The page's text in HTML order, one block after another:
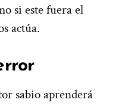
si este fuera el
actúa.
sabio aprenderá